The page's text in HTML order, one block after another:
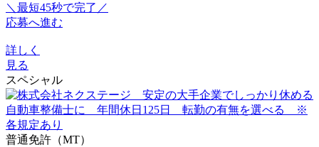
＼最短45秒で完了／
応募へ進む
詳しく
見る
スペシャル
普通免許（MT）